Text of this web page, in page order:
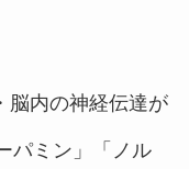
脳内の神経伝達が
パミン」「ノル